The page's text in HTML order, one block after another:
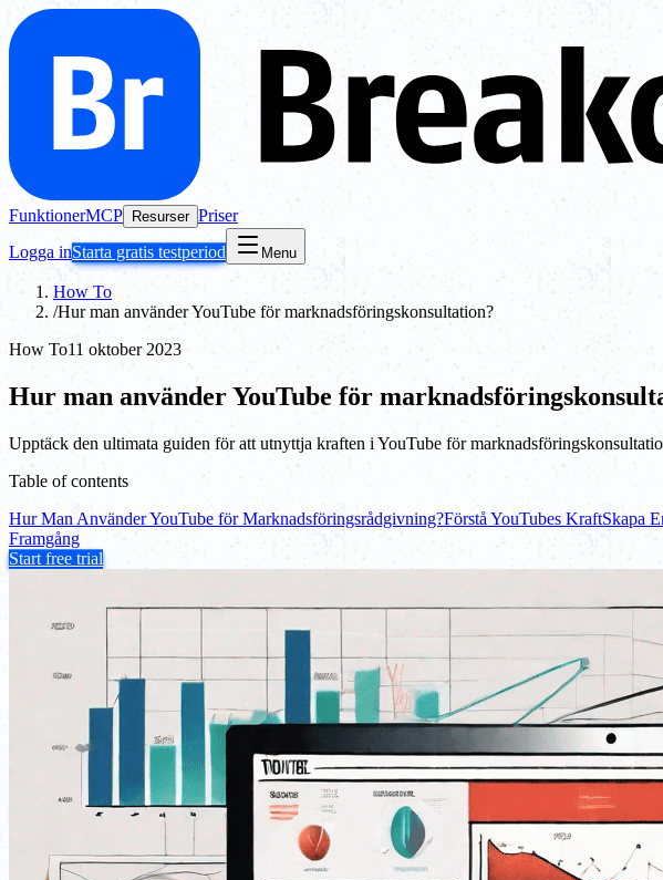
FunktionerMCP Resurser Priser
Logga inStarta gratis testperiod Menu
How To
/Hur man använder YouTube för marknadsföringskonsultation?
How To11 oktober 2023
Hur man använder YouTube för
Upptäck den ultimata guiden för att utnyttja kraften i YouTube för
Table of contents
Hur Man Använder YouTube för Marknadsföringsrådgivning?Förstå YouTubes KraftSkapa
Framgång
Start free trial